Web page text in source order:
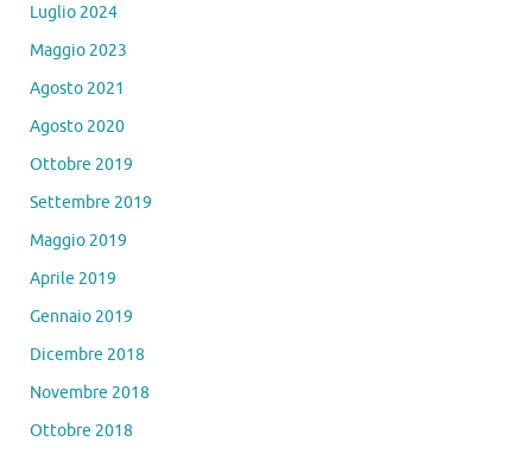
Luglio 2024
Maggio 2023
Agosto 2021
Agosto 2020
Ottobre 2019
Settembre 2019
Maggio 2019
Aprile 2019
Gennaio 2019
Dicembre 2018
Novembre 2018
Ottobre 2018